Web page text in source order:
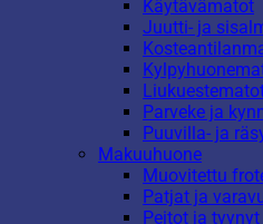
Käytävämatot
Juutti- ja
Parveke ja
Puuvilla- ja
Makuuhuone
Muovitettu
Patjat ja
Peitot ja tyynyt